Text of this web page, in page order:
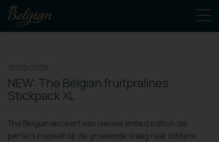
12/05/2026
NEW: The Belgian fruitpralines
Stickpack XL
The Belgian lanceert een nieuwe limited edition die
perfect inspeelt op de groeiende vraag naar lichtere,